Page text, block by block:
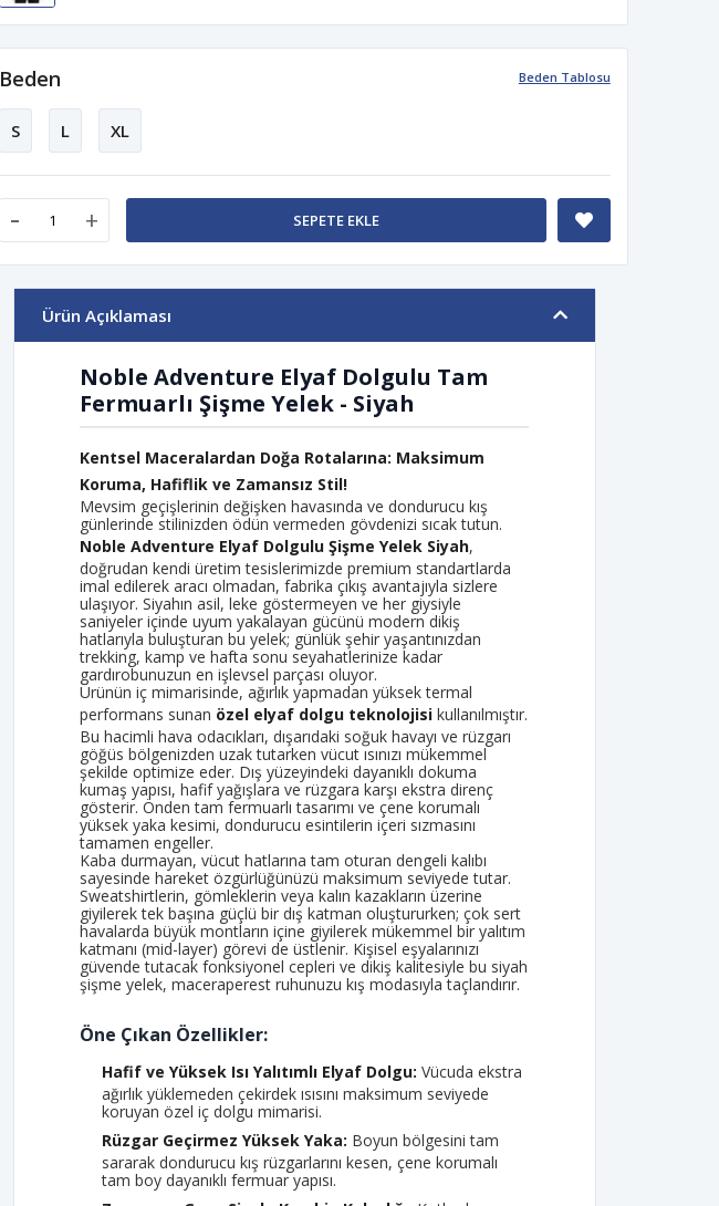
Beden Tablosu
Beden
S L XL
- + SEPETE EKLE
Ürün Açıklaması
Noble Adventure Elyaf Dolgulu Tam
Fermuarlı Şişme Yelek - Siyah
Kentsel Maceralardan Doğa Rotalarına: Maksimum
Koruma, Hafiflik ve Zamansız Stil!
Mevsim geçişlerinin değişken havasında ve dondurucu kış
günlerinde stilinizden ödün vermeden gövdenizi sıcak tutun.
Noble Adventure Elyaf Dolgulu Şişme Yelek Siyah,
doğrudan kendi üretim tesislerimizde premium standartlarda
imal edilerek aracı olmadan, fabrika çıkış avantajıyla sizlere
ulaşıyor. Siyahın asil, leke göstermeyen ve her giysiyle
saniyeler içinde uyum yakalayan gücünü modern dikiş
hatlarıyla buluşturan bu yelek; günlük şehir yaşantınızdan
trekking, kamp ve hafta sonu seyahatlerinize kadar
gardırobunuzun en işlevsel parçası oluyor.
Ürünün iç mimarisinde, ağırlık yapmadan yüksek termal
performans sunan özel elyaf dolgu teknolojisi kullanılmıştır.
Bu hacimli hava odacıkları, dışarıdaki soğuk havayı ve rüzgarı
göğüs bölgenizden uzak tutarken vücut ısınızı mükemmel
şekilde optimize eder. Dış yüzeyindeki dayanıklı dokuma
kumaş yapısı, hafif yağışlara ve rüzgara karşı ekstra direnç
gösterir. Önden tam fermuarlı tasarımı ve çene korumalı
yüksek yaka kesimi, dondurucu esintilerin içeri sızmasını
tamamen engeller.
Kaba durmayan, vücut hatlarına tam oturan dengeli kalıbı
sayesinde hareket özgürlüğünüzü maksimum seviyede tutar.
Sweatshirtlerin, gömleklerin veya kalın kazakların üzerine
giyilerek tek başına güçlü bir dış katman oluştururken; çok sert
havalarda büyük montların içine giyilerek mükemmel bir yalıtım
katmanı (mid-layer) görevi de üstlenir. Kişisel eşyalarınızı
güvende tutacak fonksiyonel cepleri ve dikiş kalitesiyle bu siyah
şişme yelek, maceraperest ruhunuzu kış modasıyla taçlandırır.
Öne Çıkan Özellikler:
Hafif ve Yüksek Isı Yalıtımlı Elyaf Dolgu: Vücuda ekstra
ağırlık yüklemeden çekirdek ısısını maksimum seviyede
koruyan özel iç dolgu mimarisi.
Rüzgar Geçirmez Yüksek Yaka: Boyun bölgesini tam
sararak dondurucu kış rüzgarlarını kesen, çene korumalı
tam boy dayanıklı fermuar yapısı.